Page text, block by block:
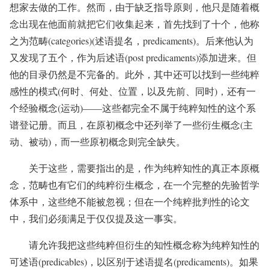
想家去做的工作。然而，由于缺乏指导原则，他只是随着概
念出现在他面前就把它们收集起来，首先找到了十个，他称
之为范畴(categories)(述语提名，predicaments)。后来他认为
又发现了五个，作为后述语(post predicaments)添加进来。但
他的目录仍然是不完备的。此外，其中还可以找到一些纯粹
感性的模式(何时、何处、位置，以及先前、同时)，还有一
个经验概念(运动)——这些都完全不属于纯粹知性的这个系
谱登记册。而且，在原初概念中还列举了一些衍生概念(主
动、被动)，而一些原初概念则完全缺失。
关于这些，需要指出的是，作为纯粹知性的真正本原概
念，范畴也有它们的纯粹衍生概念，在一个完整的先验哲学
体系中，这些绝不能被忽视；但在一个纯粹批判性的论文
中，我们必须满足于仅仅提及这一事实。
请允许我把这些纯粹但衍生的知性概念称为纯粹知性的
可述语(predicables)，以区别于述语提名(predicaments)。如果